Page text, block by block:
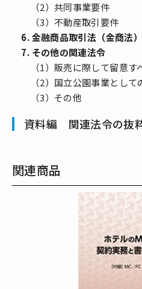
（2）共同事業要件
（3）不動産取引要件
6. 金融商品取引法（金商法）
7. その他の関連法令
（1）販売に際して留意す
（2）国立公園事業として
（3）その他
資料編 関連法令の抜
関連商品